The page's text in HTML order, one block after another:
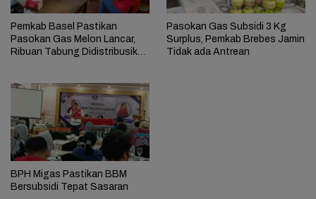
Pemkab Basel Pastikan
Pasokan Gas Melon Lancar,
Ribuan Tabung Didistribusikan
Pasokan Gas Subsidi 3 Kg
Surplus, Pemkab Brebes Jamin
Tidak ada Antrean
BPH Migas Pastikan BBM
Bersubsidi Tepat Sasaran